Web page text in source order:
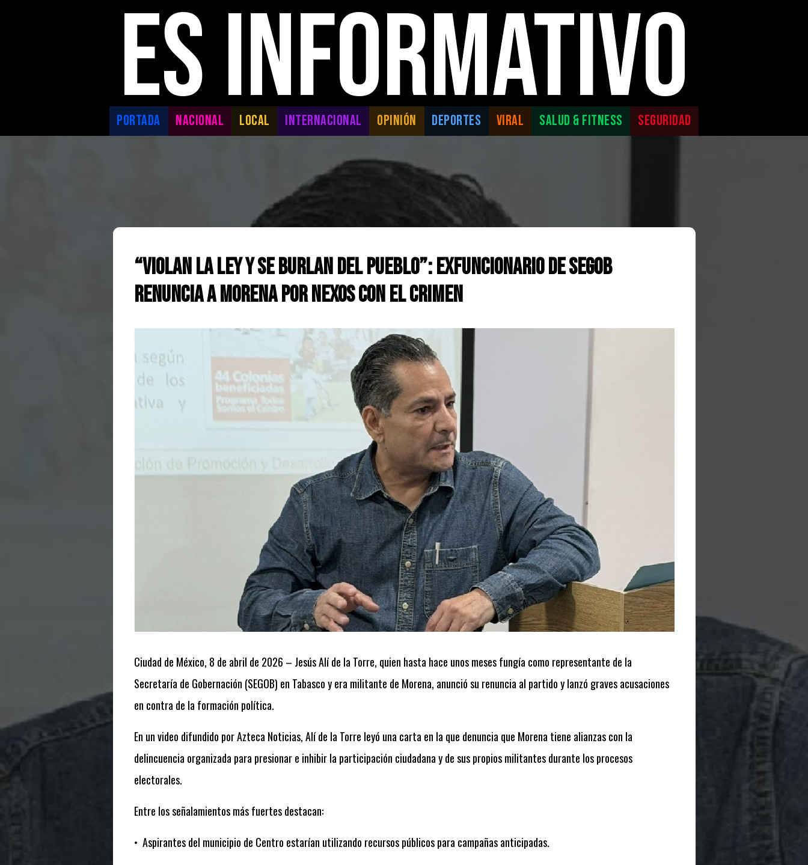
ES INFORMATIVO
PORTADA NACIONAL LOCAL INTERNACIONAL OPINIÓN DEPORTES VIRAL SALUD & FITNESS SEGURIDAD
“Violan la ley y se burlan del pueblo”: Exfuncionario de SEGOB
renuncia a Morena por nexos con el crimen
Ciudad de México, 8 de abril de 2026 – Jesús Alí de la Torre, quien hasta hace unos meses fungía como representante de la
Secretaría de Gobernación (SEGOB) en Tabasco y era militante de Morena, anunció su renuncia al partido y lanzó graves acusaciones
en contra de la formación política.
En un video difundido por Azteca Noticias, Alí de la Torre leyó una carta en la que denuncia que Morena tiene alianzas con la
delincuencia organizada para presionar e inhibir la participación ciudadana y de sus propios militantes durante los procesos
electorales.
Entre los señalamientos más fuertes destacan:
• Aspirantes del municipio de Centro estarían utilizando recursos públicos para campañas anticipadas.